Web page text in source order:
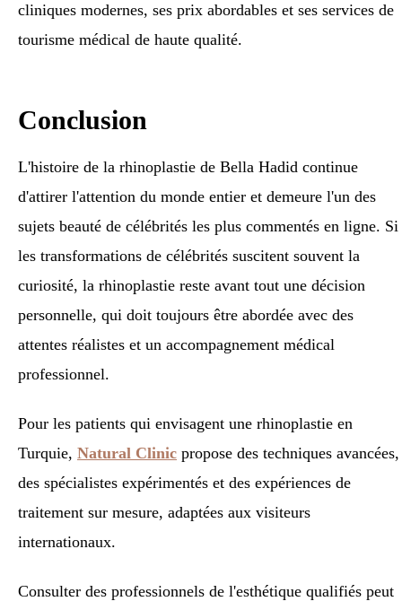
cliniques modernes, ses prix abordables et ses services de
tourisme médical de haute qualité.
Conclusion
L'histoire de la rhinoplastie de Bella Hadid continue
d'attirer l'attention du monde entier et demeure l'un des
sujets beauté de célébrités les plus commentés en ligne. Si
les transformations de célébrités suscitent souvent la
curiosité, la rhinoplastie reste avant tout une décision
personnelle, qui doit toujours être abordée avec des
attentes réalistes et un accompagnement médical
professionnel.
Pour les patients qui envisagent une rhinoplastie en
Turquie, Natural Clinic propose des techniques avancées,
des spécialistes expérimentés et des expériences de
traitement sur mesure, adaptées aux visiteurs
internationaux.
Consulter des professionnels de l'esthétique qualifiés peut